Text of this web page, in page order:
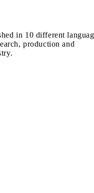
in 10 different
production and